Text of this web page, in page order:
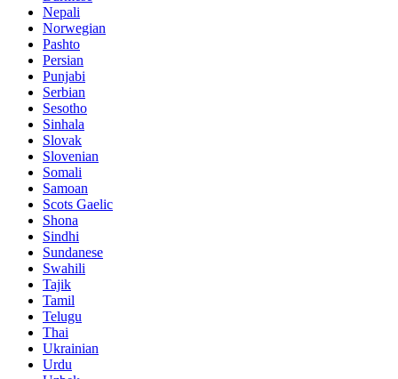
Nepali
Norwegian
Pashto
Persian
Punjabi
Serbian
Sesotho
Sinhala
Slovak
Slovenian
Somali
Samoan
Scots Gaelic
Shona
Sindhi
Sundanese
Swahili
Tajik
Tamil
Telugu
Thai
Ukrainian
Urdu